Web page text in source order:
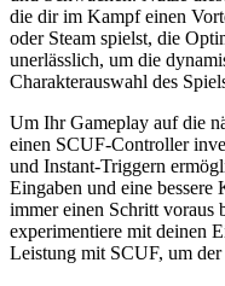
die dir im Kampf einen
oder Steam spielst, die
unerlässlich, um die
Charakterauswahl des
Um Ihr Gameplay auf die
einen SCUF-Controller
und Instant-Triggern
Eingaben und eine
immer einen Schritt voraus
experimentiere mit deinen
Leistung mit SCUF, um der